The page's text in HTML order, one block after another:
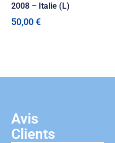
2008 – Italie (L)
50,00€
Avis
Clients